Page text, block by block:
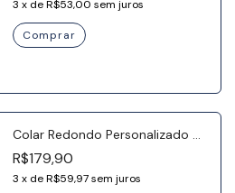
3 x deR$53,00 sem juros
Colar Redondo Personalizado M
- Banho Ouro 18k
R$179,90
3 x deR$59,97sem juros